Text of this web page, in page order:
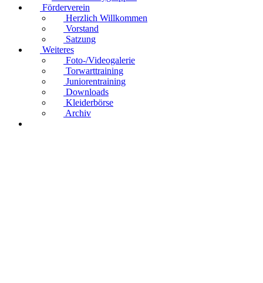
Förderverein
Herzlich Willkommen
Vorstand
Satzung
Weiteres
Foto-/Videogalerie
Torwarttraining
Juniorentraining
Downloads
Kleiderbörse
Archiv